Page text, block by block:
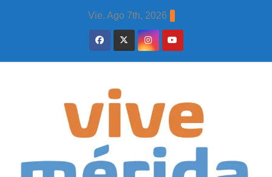
Vie. Ago 7th, 2026